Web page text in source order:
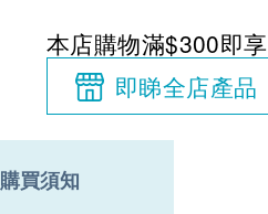
本店購物滿$300即享
即睇全店產品
購買須知